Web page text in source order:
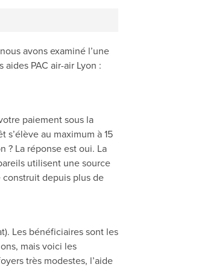
avons examiné l’une
PAC air-air Lyon :
paiement sous la
au maximum à 15
? La réponse est oui. La
utilisent une source
depuis plus de
Les bénéficiaires sont les
mais voici les
très modestes, l’aide